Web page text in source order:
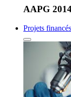
AAPG
Projets